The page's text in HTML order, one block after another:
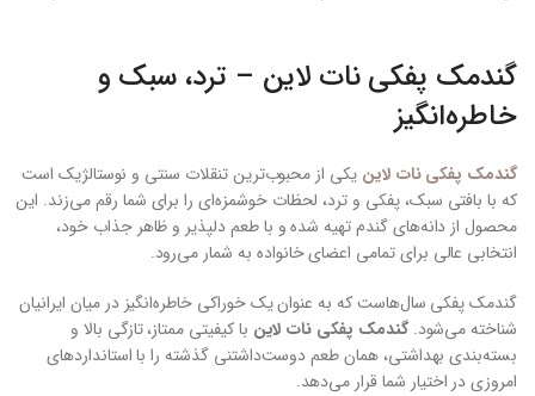
گندمک پفکی نات لاین – ترد، سبک و
خاطره‌انگیز
گندمک پفکی نات لاین یکی از محبوب‌ترین تنقلات سنتی و نوستالژیک است
که با بافتی سبک، پفکی و ترد، لحظات خوشمزه‌ای را برای شما رقم می‌زند. این
محصول از دانه‌های گندم تهیه شده و با طعم دلپذیر و ظاهر جذاب خود،
انتخابی عالی برای تمامی اعضای خانواده به شمار می‌رود.
گندمک پفکی سال‌هاست که به عنوان یک خوراکی خاطره‌انگیز در میان ایرانیان
شناخته می‌شود.گندمک پفکی نات لاین با کیفیتی ممتاز، تازگی بالا و
بسته‌بندی بهداشتی، همان طعم دوست‌داشتنی گذشته را با استانداردهای
امروزی در اختیار شما قرار می‌دهد.